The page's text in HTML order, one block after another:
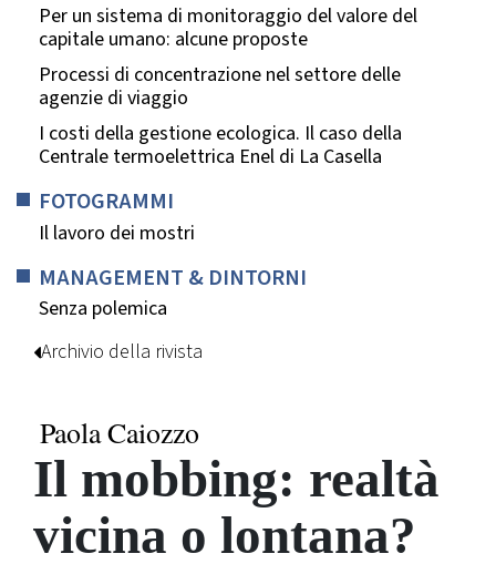
Per un sistema di monitoraggio del valore del
capitale umano: alcune proposte
Processi di concentrazione nel settore delle
agenzie di viaggio
I costi della gestione ecologica. Il caso della
Centrale termoelettrica Enel di La Casella
FOTOGRAMMI
Il lavoro dei mostri
MANAGEMENT & DINTORNI
Senza polemica
Archivio della rivista
Paola Caiozzo
Il mobbing: realtà
vicina o lontana?